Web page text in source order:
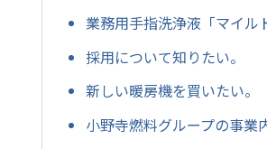
業務用手指洗浄液「マイル
採用について知りたい。
新しい暖房機を買いたい。
小野寺燃料グループの事業